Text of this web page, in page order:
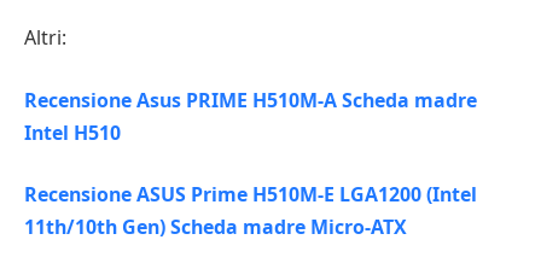
Altri:
Recensione Asus PRIME H510M-A Scheda madre
Intel H510
Recensione ASUS Prime H510M-E LGA1200 (Intel
11th/10th Gen) Scheda madre Micro-ATX